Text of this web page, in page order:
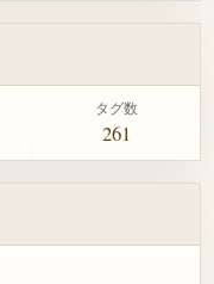
タグ数
261